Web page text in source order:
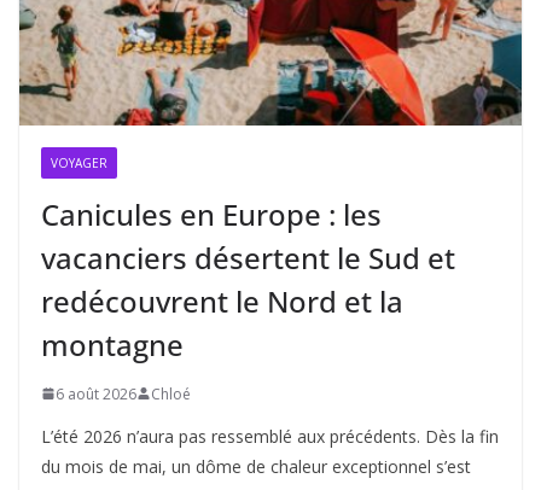
VOYAGER
Canicules en Europe : les
vacanciers désertent le Sud et
redécouvrent le Nord et la
montagne
6 août 2026 Chloé
L’été 2026 n’aura pas ressemblé aux précédents. Dès la fin
du mois de mai, un dôme de chaleur exceptionnel s’est